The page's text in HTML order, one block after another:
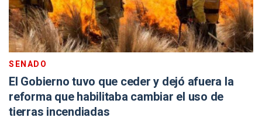
SENADO
El Gobierno tuvo que ceder y dejó afuera la
reforma que habilitaba cambiar el uso de
tierras incendiadas